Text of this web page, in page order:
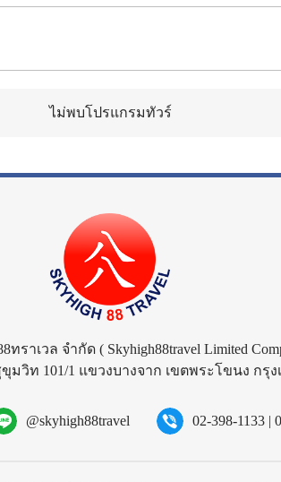
ไม่พบโปรแกรมทัวร์
ทราเวล จำกัด ( Skyhigh88travel Limited
มวิท 101/1 แขวงบางจาก เขตพระโขนง กรุ
@skyhigh88travel 02-398-1133 |